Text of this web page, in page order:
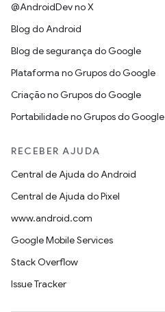
@AndroidDev no X
Blog do Android
Blog de segurança do Google
Plataforma no Grupos do Google
Criação no Grupos do Google
Portabilidade no Grupos do Google
RECEBER AJUDA
Central de Ajuda do Android
Central de Ajuda do Pixel
www.android.com
Google Mobile Services
Stack Overflow
Issue Tracker